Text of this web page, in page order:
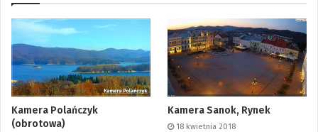
Kamera Polańczyk
(obrotowa)
Kamera Sanok, Rynek
18 kwietnia 2018